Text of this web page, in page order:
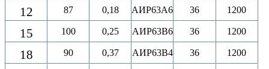
12 87 0,18 АИР63A6 36 1200
15 100 0,25 АИР63B6 36 1200
18 90 0,37 АИР63B4 36 1200